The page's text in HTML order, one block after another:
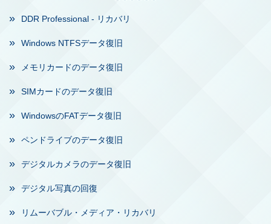
DDR Professional - リカバリ
Windows NTFSデータ復旧
メモリカードのデータ復旧
SIMカードのデータ復旧
WindowsのFATデータ復旧
ペンドライブのデータ復旧
デジタルカメラのデータ復旧
デジタル写真の回復
リムーバブル・メディア・リカバリ